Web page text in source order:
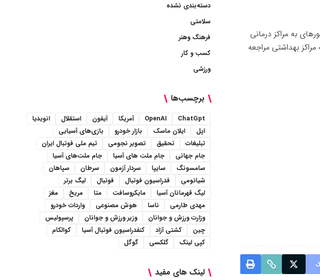
به مراکز درمانی
بهداشتی مراجعه
دسته‌بندی نشده
سلامتی
فرهنگ وهنر
کسب و کار
ورزشی
برچسب‌ها
ChatGpt
OpenAI آمریکا آیفون استقلال
انویدیا
اپل
ایلان ماسک بازار خودرو
بازی‌های آسیایی
تبلیغات
تحقیق تصویر نجومی
تیم ملی فوتبال ایران
جام جهانی
جام ملت های آسیا
جام ملت‌های آسیا
سامسونگ
سایپا سردار آزمون سرطان
سپاهان
شیائومی
فدراسیون فوتبال فوتبال
لیگ برتر
لیگ قهرمانان آسیا
مایکروسافت متا مریخ
مغز
مهدی طارمی
ناسا هوش مصنوعی
واردات خودرو
وزارت ورزش و جوانان
وزیر ورزش و جوانان
پرسپولیس
چین
کشتی آزاد کنفدراسیون فوتبال آسیا
کوالکام
کپی لینک
گلکسی گوگل
لینک های مفید